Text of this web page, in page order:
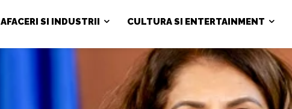
AFACERI SI INDUSTRII CULTURA SI ENTERTAINMENT